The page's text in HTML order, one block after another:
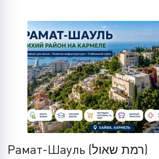
Рамат-Шауль (רמת שאול)